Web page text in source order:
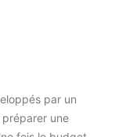
par un
une